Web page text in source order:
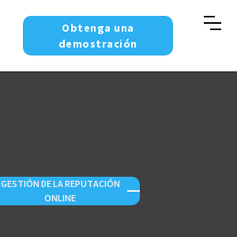
Obtenga una
demostración
GESTIÓN DE LA REPUTACIÓN
ONLINE
—